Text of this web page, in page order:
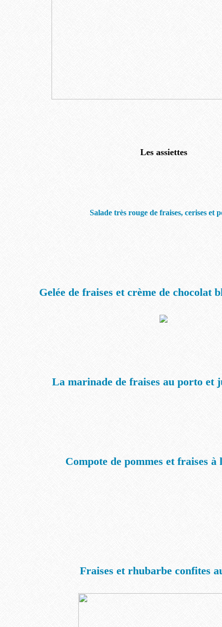
Les assiettes
Salade très rouge de fraises, cerises et
Gelée de fraises et crème de chocolat
La marinade de fraises au porto et
Compote de pommes et fraises à
Fraises et rhubarbe confites